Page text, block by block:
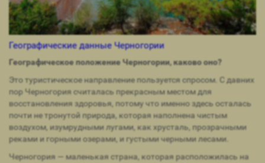
Географические данные Черногории
Географическое положение Черногории, каково оно?
Это туристическое направление пользуется спросом. С давних
пор Черногория считалась прекрасным местом для
восстановления здоровья, потому что именно здесь осталась
почти не тронутой природа, которая наполнена чистым
воздухом, изумрудными лугами, как хрусталь, прозрачными
реками и горными озерами, и густыми черными лесами.
Черногория — маленькая страна, которая расположилась на